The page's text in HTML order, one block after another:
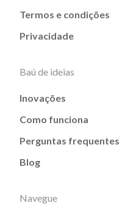
Termos e condições
Privacidade
Baú de ideias
Inovações
Como funciona
Perguntas frequentes
Blog
Navegue